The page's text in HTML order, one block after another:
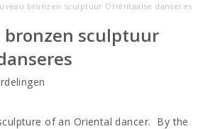
bronzen sculptuur Oriëntaalse danseres
bronzen sculptuur
of an Oriental dancer. By the